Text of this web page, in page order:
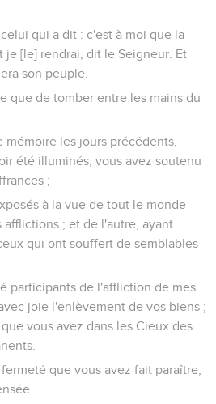
qui a dit : c'est à moi que la
je [le] rendrai, dit le Seigneur. Et
son peuple.
que de tomber entre les mains du
mémoire les jours précédents,
été illuminés, vous avez soutenu
;
à la vue de tout le monde
afflictions ; et de l'autre, ayant
qui ont souffert de semblables
participants de l'affliction de mes
joie l'enlèvement de vos biens ;
vous avez dans les Cieux des
que vous avez fait paraître,